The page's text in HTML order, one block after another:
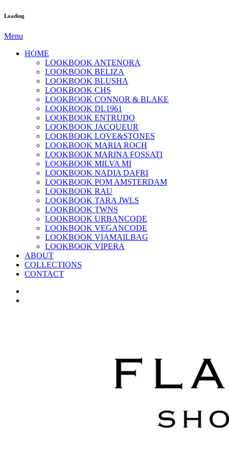
Loading
Menu
HOME
LOOKBOOK ANTENORA
LOOKBOOK BELIZA
LOOKBOOK BLUSHA
LOOKBOOK CHS
LOOKBOOK CONNOR & BLAKE
LOOKBOOK DL1961
LOOKBOOK ENTRUDO
LOOKBOOK JACQUEUR
LOOKBOOK LOVE&STONES
LOOKBOOK MARIA ROCH
LOOKBOOK MARINA FOSSATI
LOOKBOOK MILVA MI
LOOKBOOK NADIA DAFRI
LOOKBOOK POM AMSTERDAM
LOOKBOOK RAU
LOOKBOOK TARA JWLS
LOOKBOOK TWNS
LOOKBOOK URBANCODE
LOOKBOOK VEGANCODE
LOOKBOOK VIAMAILBAG
LOOKBOOK VIPERA
ABOUT
COLLECTIONS
CONTACT